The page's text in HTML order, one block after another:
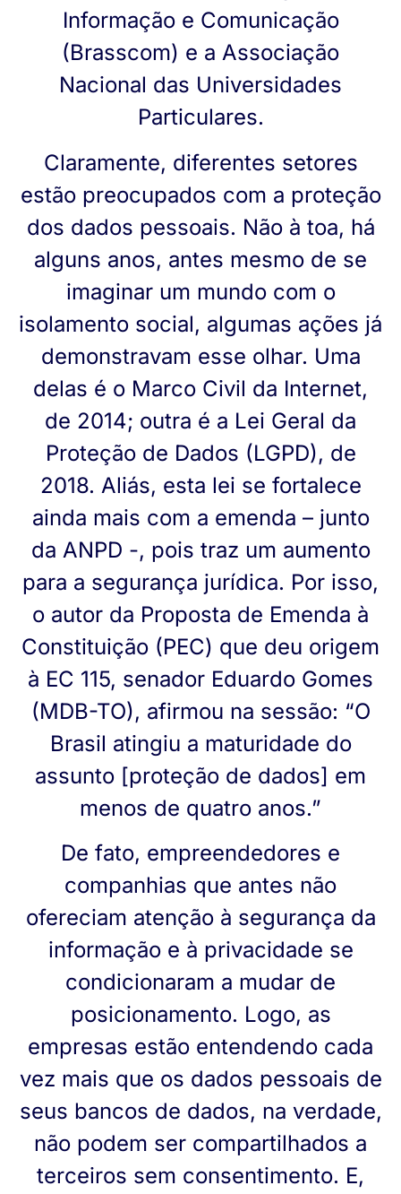
Informação e Comunicação
(Brasscom) e a Associação
Nacional das Universidades
Particulares.
Claramente, diferentes setores
estão preocupados com a proteção
dos dados pessoais. Não à toa, há
alguns anos, antes mesmo de se
imaginar um mundo com o
isolamento social, algumas ações já
demonstravam esse olhar. Uma
delas é o Marco Civil da Internet,
de 2014; outra é a Lei Geral da
Proteção de Dados (LGPD), de
2018. Aliás, esta lei se fortalece
ainda mais com a emenda – junto
da ANPD -, pois traz um aumento
para a segurança jurídica. Por isso,
o autor da Proposta de Emenda à
Constituição (PEC) que deu origem
à EC 115, senador Eduardo Gomes
(MDB-TO), afirmou na sessão: “O
Brasil atingiu a maturidade do
assunto [proteção de dados] em
menos de quatro anos.”
De fato, empreendedores e
companhias que antes não
ofereciam atenção à segurança da
informação e à privacidade se
condicionaram a mudar de
posicionamento. Logo, as
empresas estão entendendo cada
vez mais que os dados pessoais de
seus bancos de dados, na verdade,
não podem ser compartilhados a
terceiros sem consentimento. E,